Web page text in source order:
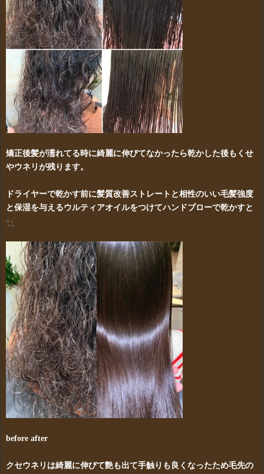
矯正後髪が濡れてる時に綺麗に伸びてなかったら乾かした後もくせ
やウネリが残ります。
ドライヤーで乾かす前に髪質改善ストレートと相性のいい毛髪強度
と保湿を与えるウルティアオイルをつけてハンドブローで乾かすと
before after
クセウネリは綺麗に伸びて艶も出て手触りも良くなったため毛先の